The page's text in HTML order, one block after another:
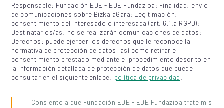
Responsable: Fundación EDE - EDE Fundazioa; Finalidad: envío
de comunicaciones sobre BizkaiaGara; Legitimación:
consentimiento del interesado o interesada (art. 6.1.a RGPD);
Destinatarios/as: no se realizarán comunicaciones de datos;
Derechos: puede ejercer los derechos que le reconoce la
normativa de protección de datos, así como retirar el
consentimiento prestado mediante el procedimiento descrito en
la información detallada de protección de datos que puede
consultar en el siguiente enlace: política de privacidad
Consiento a que Fundación EDE - EDE Fundazioa trate mis